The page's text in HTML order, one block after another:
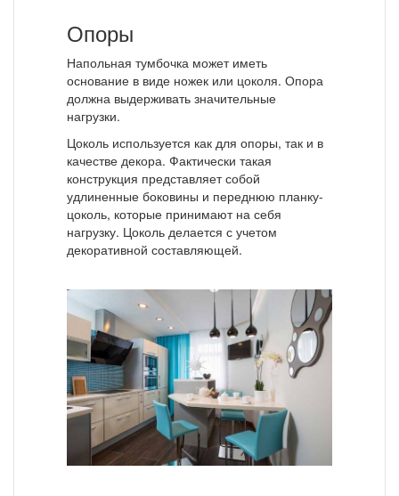
Опоры
Напольная тумбочка может иметь
основание в виде ножек или цоколя. Опора
должна выдерживать значительные
нагрузки.
Цоколь используется как для опоры, так и в
качестве декора. Фактически такая
конструкция представляет собой
удлиненные боковины и переднюю планку-
цоколь, которые принимают на себя
нагрузку. Цоколь делается с учетом
декоративной составляющей.